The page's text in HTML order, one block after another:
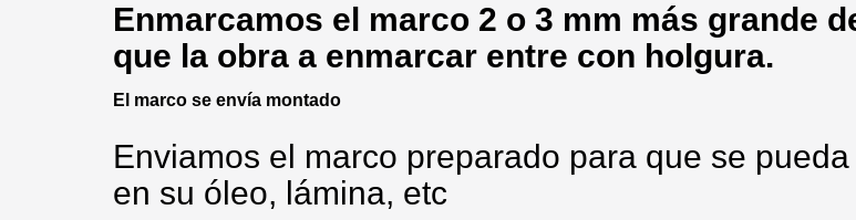
Enmarcamos el marco 2 o 3 mm más grande
que la obra a enmarcar entre con holgura.
El marco se envía montado
Enviamos el marco preparado para que se
en su óleo, lámina, etc